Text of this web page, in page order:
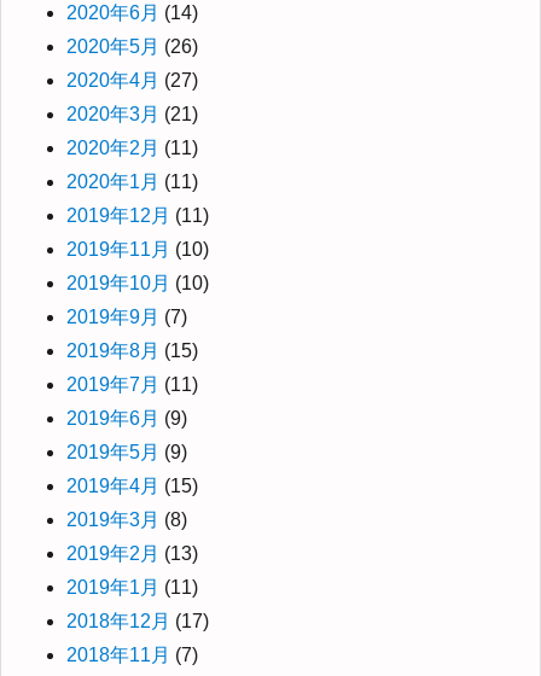
2020年6月 (14)
2020年5月 (26)
2020年4月 (27)
2020年3月 (21)
2020年2月 (11)
2020年1月 (11)
2019年12月 (11)
2019年11月 (10)
2019年10月 (10)
2019年9月 (7)
2019年8月 (15)
2019年7月 (11)
2019年6月 (9)
2019年5月 (9)
2019年4月 (15)
2019年3月 (8)
2019年2月 (13)
2019年1月 (11)
2018年12月 (17)
2018年11月 (7)